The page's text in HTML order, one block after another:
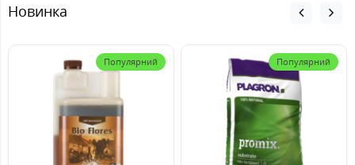
Новинка
Популярний Популярний